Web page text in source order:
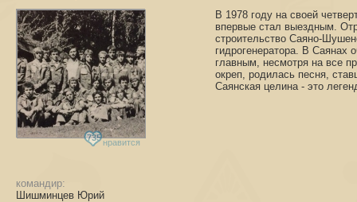
735 нравится
командир:
Шишминцев Юрий
В 1978 году на своей
впервые стал выездным.
строительство Саяно-
гидрогенератора. В Саянах
главным, несмотря на все
окреп, родилась песня,
Саянская целина - это